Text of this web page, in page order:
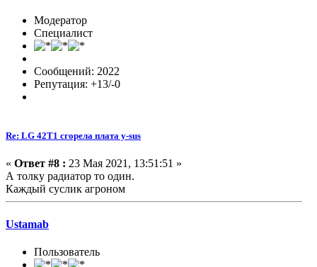
Модератор
Специалист
Сообщений: 2022
Репутация: +13/-0
Re: LG 42T1 сгорела плата y-sus
« Ответ #8 : 23 Мая 2021, 13:51:51 »
А толку радиатор то один.
Каждый суслик агроном
Ustamab
Пользователь